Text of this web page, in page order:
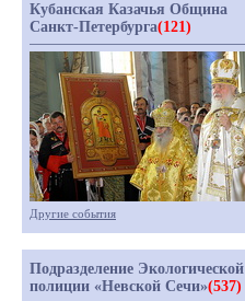
Кубанская Казачья Община
Санкт-Петербурга(121)
Другие события
Подразделение Экологической
полиции «Невской Сечи»(537)